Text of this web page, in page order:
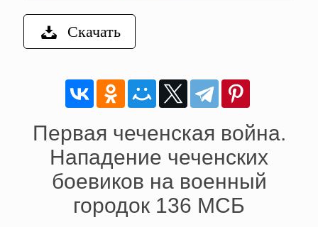
Скачать
Первая чеченская война.
Нападение чеченских
боевиков на военный
городок 136 МСБ